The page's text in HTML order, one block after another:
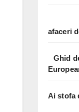
afaceri
Ghid
Ai stofa